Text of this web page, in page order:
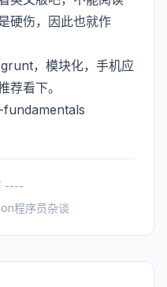
硬伤，因此也就作
，模块化，手机应
荐看下。
----
程序员杂谈